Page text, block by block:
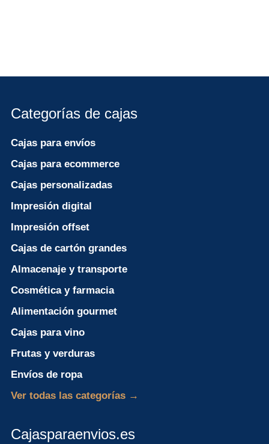
Categorías de cajas
Cajas para envíos
Cajas para ecommerce
Cajas personalizadas
Impresión digital
Impresión offset
Cajas de cartón grandes
Almacenaje y transporte
Cosmética y farmacia
Alimentación gourmet
Cajas para vino
Frutas y verduras
Envíos de ropa
Ver todas las categorías →
Cajasparaenvios.es